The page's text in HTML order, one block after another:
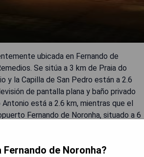
ubicada en Fernando de
Se sitúa a 3 km de Praia do
y la Capilla de San Pedro están a 2.6
de pantalla plana y baño privado
está a 2.6 km, mientras que el
Fernando de Noronha, situado a 6
Fernando de Noronha?